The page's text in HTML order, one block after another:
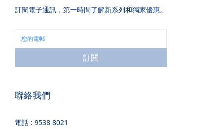
訂閱電子通訊，第一時間了解新系列和獨家優惠。
訂閱
聯絡我們
電話 : 9538 8021